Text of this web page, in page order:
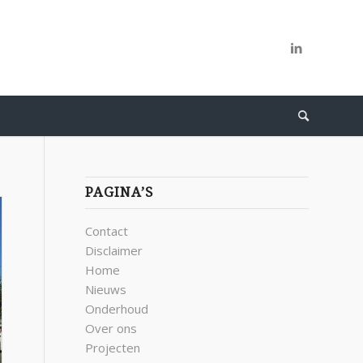
PAGINA’S
Contact
Disclaimer
Home
Nieuws
Onderhoud
Over ons
Projecten